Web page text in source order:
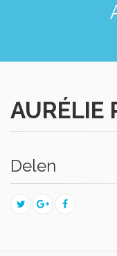
AURÉLIE
Delen